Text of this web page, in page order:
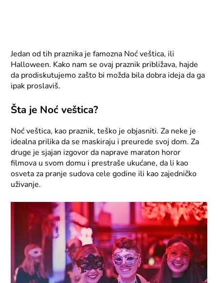
Jedan od tih praznika je famozna Noć veštica, ili
Halloween. Kako nam se ovaj praznik približava, hajde
da prodiskutujemo zašto bi možda bila dobra ideja da ga
ipak proslaviš.
Šta je Noć veštica?
Noć veštica, kao praznik, teško je objasniti. Za neke je
idealna prilika da se maskiraju i preurede svoj dom. Za
druge je sjajan izgovor da naprave maraton horor
filmova u svom domu i prestraše ukućane, da li kao
osveta za pranje sudova cele godine ili kao zajedničko
uživanje.